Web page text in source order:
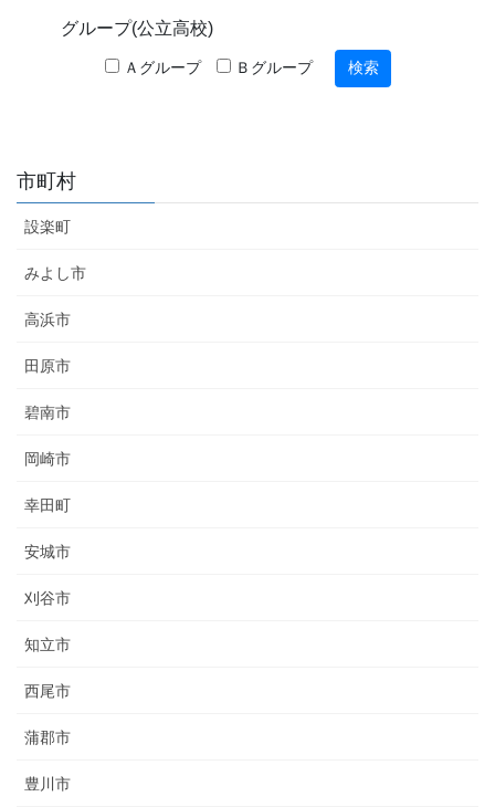
グループ(公立高校)
Ａグループ Ｂグループ
市町村
設楽町
みよし市
高浜市
田原市
碧南市
岡崎市
幸田町
安城市
刈谷市
知立市
西尾市
蒲郡市
豊川市